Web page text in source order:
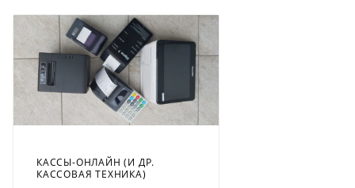
КАССЫ-ОНЛАЙН (И ДР.
КАССОВАЯ ТЕХНИКА)